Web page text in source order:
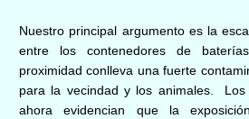
Nuestro principal argumento es la
entre los contenedores de
proximidad conlleva una fuerte
para la vecindad y los animales. Los
ahora evidencian que la